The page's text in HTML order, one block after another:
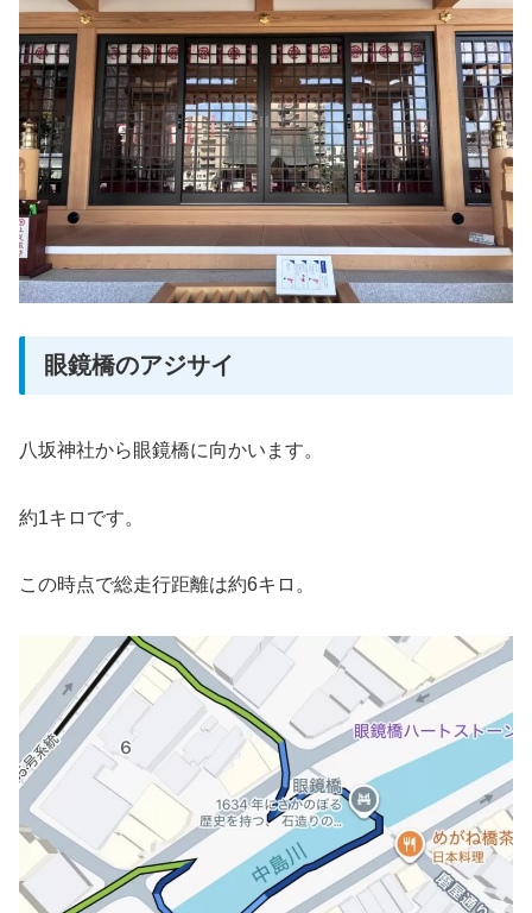
眼鏡橋のアジサイ
八坂神社から眼鏡橋に向かいます。
約1キロです。
この時点で総走行距離は約6キロ。